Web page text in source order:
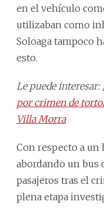
en el vehículo
utilizaban como
Soloaga tampoco
esto.
Le puede interesar:
por crimen de
Villa Morra
Con respecto a un
abordando un bus
pasajeros tras el
plena etapa